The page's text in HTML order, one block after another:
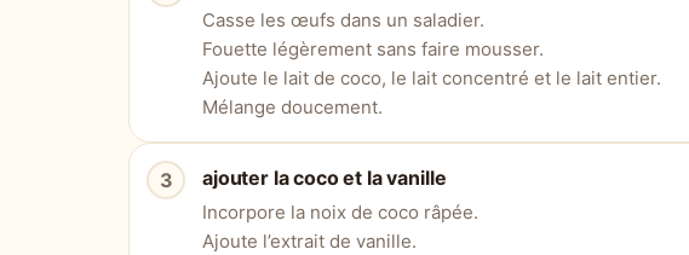
Casse les œufs dans un saladier.
Fouette légèrement sans faire mousser.
Ajoute le lait de coco, le lait concentré et le lait entier.
Mélange doucement.
ajouter la coco et la vanille
Incorpore la noix de coco râpée.
Ajoute l’extrait de vanille.